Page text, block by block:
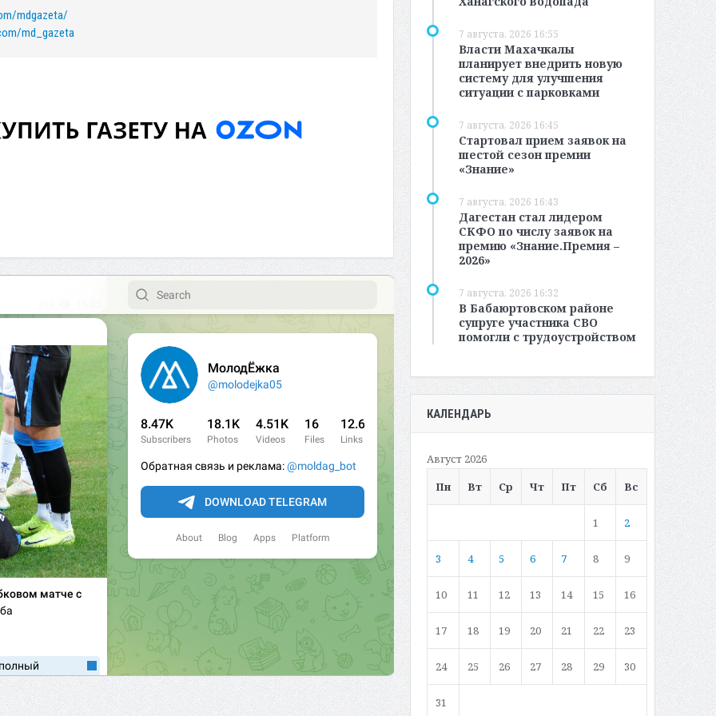
mdgazeta/
md_gazeta
7 августа, 2026 16:55
Власти Махачкалы
планирует внедрить новую
систему для улучшения
ситуации с парковками
7 августа, 2026 16:45
Стартовал прием заявок на
шестой сезон премии
«Знание»
7 августа, 2026 16:43
Дагестан стал лидером
СКФО по числу заявок на
премию «Знание.Премия –
2026»
7 августа, 2026 16:32
В Бабаюртовском районе
супруге участника СВО
помогли с трудоустройством
КАЛЕНДАРЬ
Август 2026
Пн
Вт Ср Чт Пт Сб Вс
1 2
3 4 5 6 7 8 9
10 11 12 13 14 15 16
17 18 19 20 21 22 23
24 25 26 27 28 29 30
31